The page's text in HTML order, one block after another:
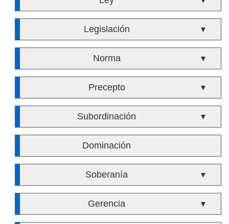
Legislación ▼
Norma ▼
Precepto ▼
Subordinación ▼
Dominación
Soberanía ▼
Gerencia ▼